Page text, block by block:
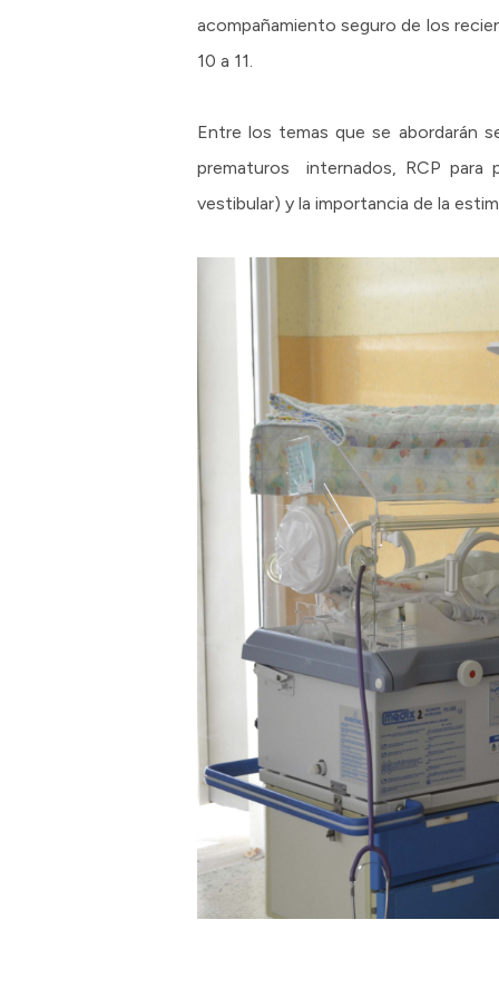
acompañamiento seguro de los
10 a 11.
Entre los temas que se abordarán
prematuros internados, RCP para
vestibular) y la importancia de la